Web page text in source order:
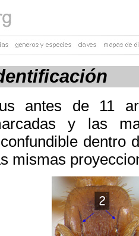
antes de 11
y las
dentro
mismas